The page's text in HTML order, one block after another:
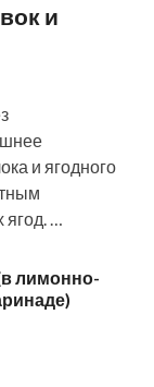
и
и ягодного
…
лимонно-